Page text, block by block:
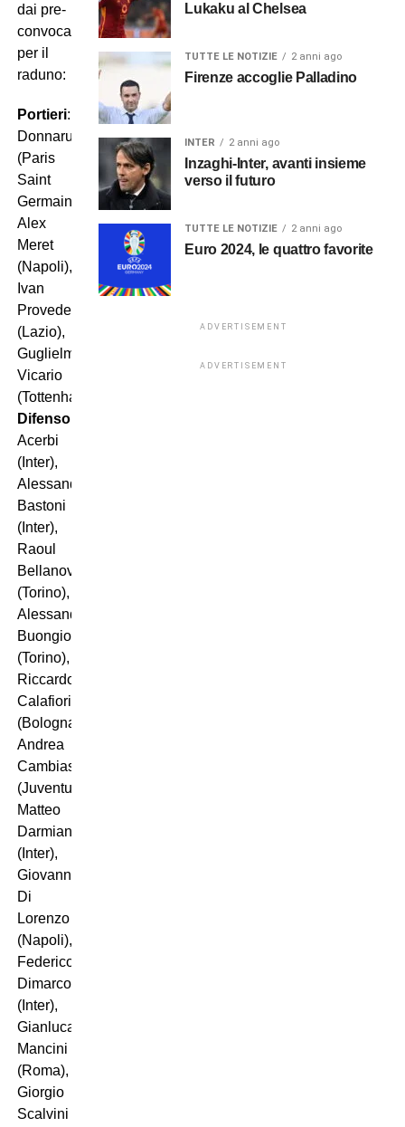
dai pre-
convocati
per il
raduno:
Portieri: Gianluigi
Donnarumma
(Paris
Saint
Germain),
Alex
Meret
(Napoli),
Ivan
Provedel
(Lazio),
Guglielmo
Vicario
(Tottenham);
Difensori
Acerbi
(Inter),
Alessandro
Bastoni
(Inter),
Raoul
Bellanova
(Torino),
Alessandro
Buongiorno
(Torino),
Riccardo
Calafiori
(Bologna),
Andrea
Cambiaso
(Juventus),
Matteo
Darmian
(Inter),
Giovanni
Di
Lorenzo
(Napoli),
Federico
Dimarco
(Inter),
Gianluca
Mancini
(Roma),
Giorgio
Scalvini
Lukaku al Chelsea
TUTTE LE NOTIZIE 2 anni ago
Firenze accoglie Palladino
INTER 2 anni ago
Inzaghi-Inter, avanti insieme
verso il futuro
TUTTE LE NOTIZIE 2 anni ago
Euro 2024, le quattro favorite
ADVERTISEMENT
ADVERTISEMENT